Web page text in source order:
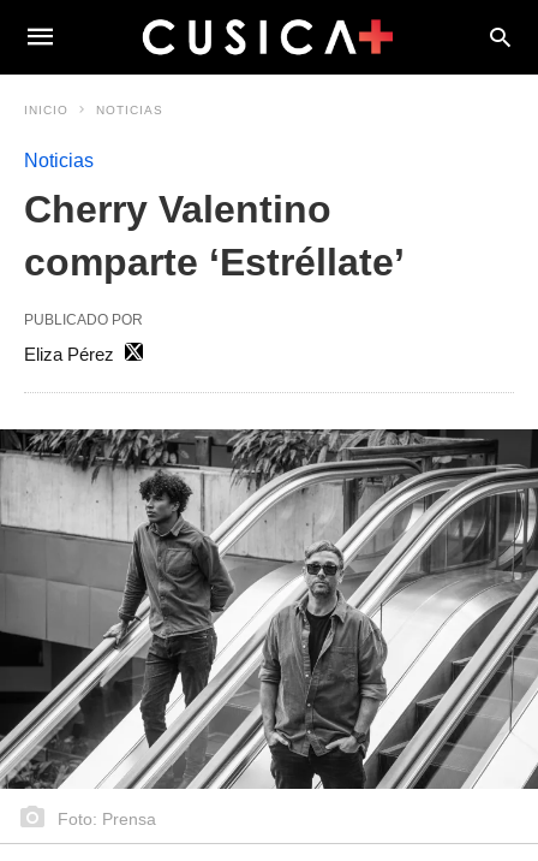
INICIO NOTICIAS
Noticias
Cherry Valentino
comparte ‘Estréllate’
PUBLICADO POR
Eliza Pérez
Foto: Prensa